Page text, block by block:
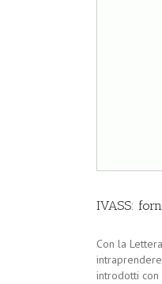
IVASS:
Con la
introdotti con